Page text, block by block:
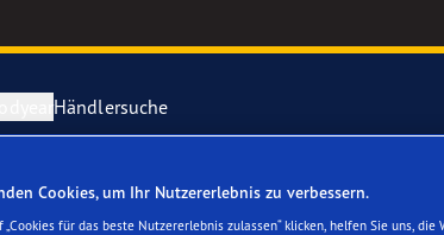
Reifenpflege
erforscht Schnee
Händlersuche
Cookies, um Ihr Nutzererlebnis zu verbessern.
„Cookies für das beste Nutzererlebnis zulassen“ klicken, helfen Sie uns, die